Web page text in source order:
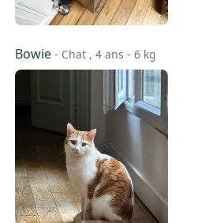
Bowie - Chat , 4 ans - 6 kg